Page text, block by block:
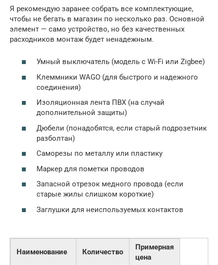
Я рекомендую заранее собрать все комплектующие,
чтобы не бегать в магазин по несколько раз. Основной
элемент — само устройство, но без качественных
расходников монтаж будет ненадежным.
Умный выключатель (модель с Wi-Fi или Zigbee)
Клеммники WAGO (для быстрого и надежного
соединения)
Изоляционная лента ПВХ (на случай
дополнительной защиты)
Дюбели (понадобятся, если старый подрозетник
разболтан)
Саморезы по металлу или пластику
Маркер для пометки проводов
Запасной отрезок медного провода (если
старые жилы слишком короткие)
Заглушки для неиспользуемых контактов
Наименование Количество
Примерная
цена